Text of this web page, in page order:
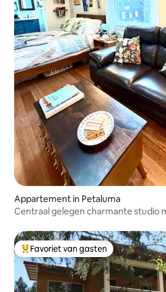
Appartement in Petaluma
Centraal gelegen charmante studio
Topfavoriet van gasten
Favoriet van gasten